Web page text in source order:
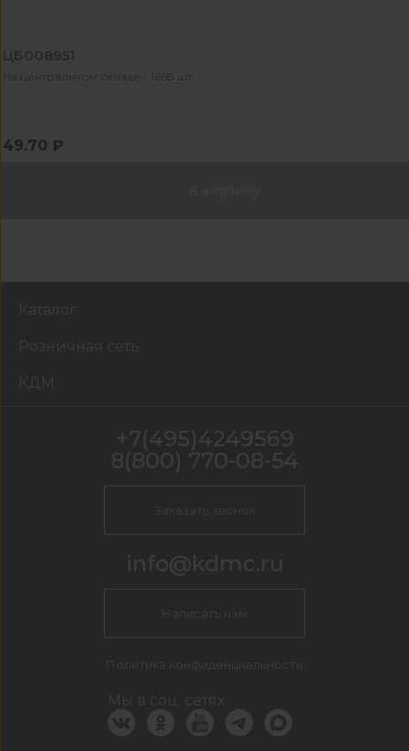
ЦБ008951
На центральном складе - 1668 шт
49.70 ₽
Каталог
Розничная сеть
КДМ
+7(495)4249569
8(800) 770-08-54
Заказать звонок
info@kdmc.ru
Написать нам
Политика конфиденциальности
Мы в соц. сетях